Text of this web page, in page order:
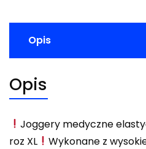
Opis
Opis
Joggery medyczne
roz XL
Wykonane z